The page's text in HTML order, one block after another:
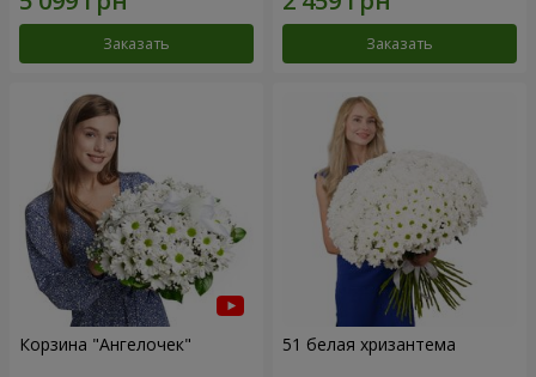
Заказать Заказать
Корзина "Ангелочек" 51 белая хризантема